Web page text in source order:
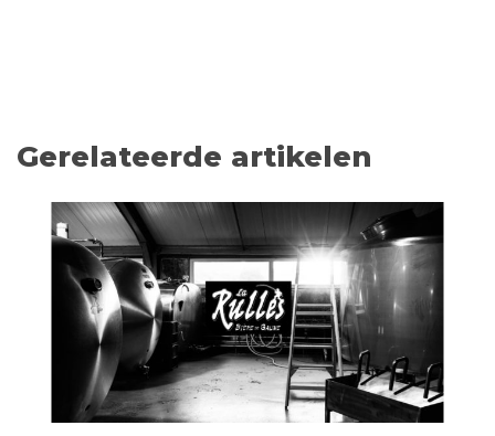
Gerelateerde artikelen